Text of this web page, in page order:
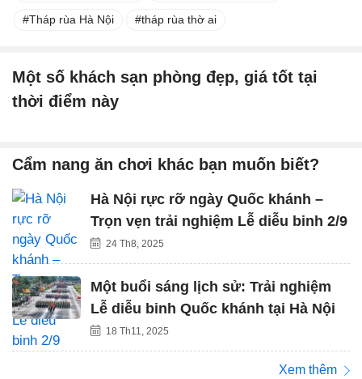
Tháp rùa Hà Nội tháp rùa thờ ai
Một số khách sạn phòng đẹp, giá tốt tại
thời điểm này
Cẩm nang ăn chơi khác bạn muốn biết?
Hà Nội rực rỡ ngày Quốc khánh –
Trọn vẹn trải nghiệm Lễ diễu binh 2/9
24 Th8, 2025
Một buổi sáng lịch sử: Trải nghiệm
Lễ diễu binh Quốc khánh tại Hà Nội
18 Th11, 2025
Xem thêm